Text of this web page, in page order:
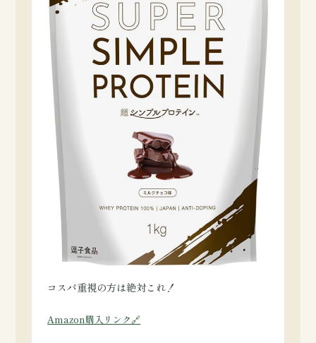
コスパ重視の方は絶対これ！
Amazon購入リンク🔗